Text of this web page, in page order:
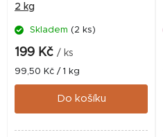
2 kg
Skladem (2 ks)
199 Kč / ks
Měrná
cena:
99,50 Kč / 1 kg
Do košíku